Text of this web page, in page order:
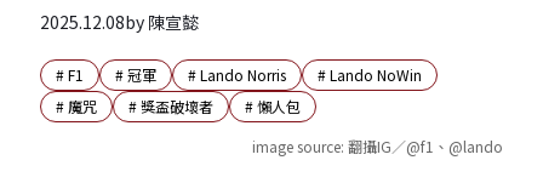
2025.12.08by 陳宣懿
#F1 #冠軍 #Lando Norris #Lando NoWin
# 魔咒 #獎盃破壞者 #懶人包
image source: 翻攝IG／@f1、@lando